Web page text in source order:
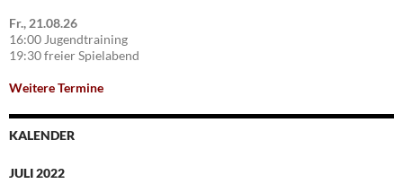
Fr., 21.08.26
16:00 Jugendtraining
19:30 freier Spielabend
Weitere Termine
KALENDER
JULI 2022